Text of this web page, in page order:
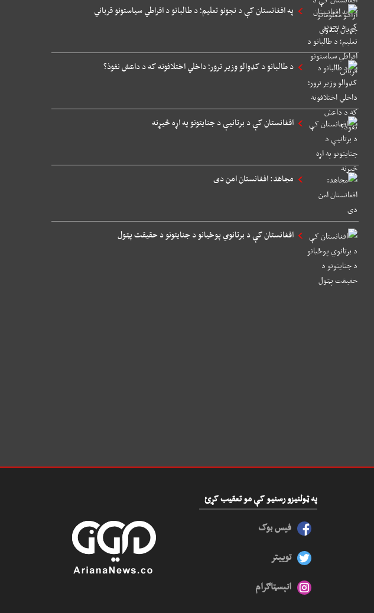
په افغانستان کې د نجونو تعلیم؛ د طالبانو د افراطي سیاستونو قرباني
د طالبانو د کډوالو وزیر ترور؛ داخلي اختلافونه که د داعش نفوذ؟
افغانستان کې د برتانیې د جنایتونو په اړه څیړنه
مجاهد: افغانستان امن دی
افغانستان کې د برتانوي پوځیانو د جنایتونو د حقیقت پټول
په ټولنیزو رسنیو کې مو تعقیب کړئ
فیس بوک
توییتر
انېسټاګرام